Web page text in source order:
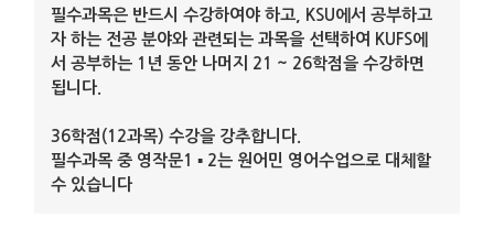
필수과목은 반드시 수강하여야 하고, KSU에서 공부하고
자 하는 전공 분야와 관련되는 과목을 선택하여 KUFS에
서 공부하는 1년 동안 나머지 21 ~ 26학점을 수강하면
됩니다.
36학점(12과목) 수강을 강추합니다.
필수과목 중 영작문1 ▪ 2는 원어민 영어수업으로 대체할
수 있습니다